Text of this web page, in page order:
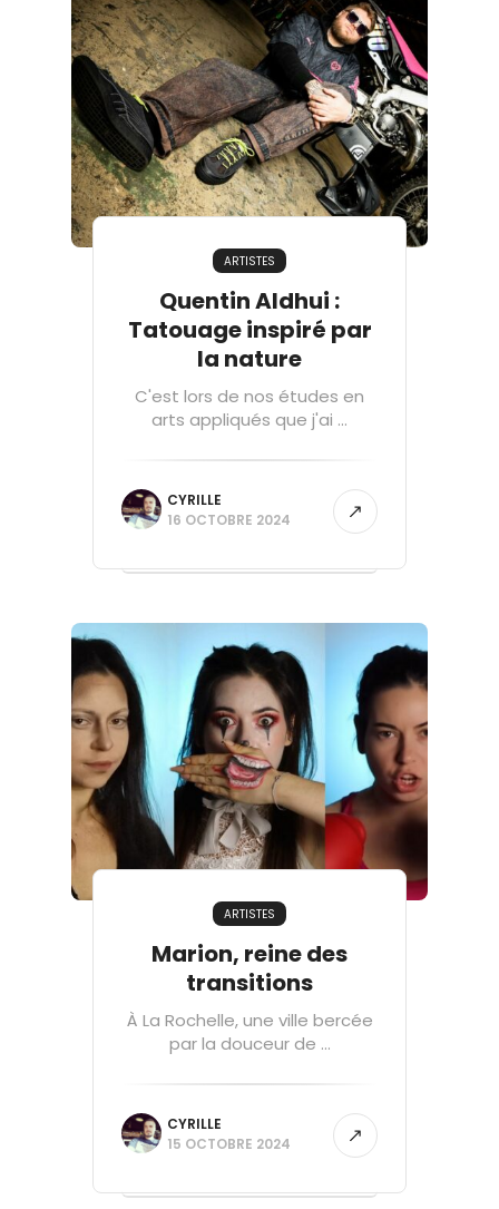
ARTISTES
Quentin Aldhui :
Tatouage inspiré par
la nature
C'est lors de nos études en
arts appliqués que j'ai ...
CYRILLE
16 OCTOBRE 2024
ARTISTES
Marion, reine des
transitions
À La Rochelle, une ville bercée
par la douceur de ...
CYRILLE
15 OCTOBRE 2024